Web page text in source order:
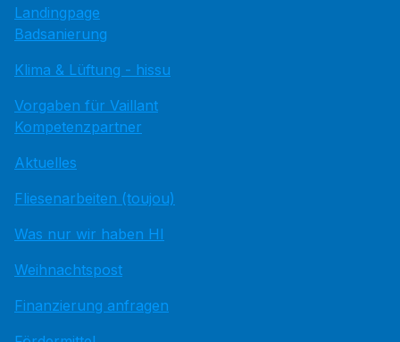
Landingpage
Badsanierung
Klima & Lüftung - hissu
Vorgaben für Vaillant
Kompetenzpartner
Aktuelles
Fliesenarbeiten (toujou)
Was nur wir haben HI
Weihnachtspost
Finanzierung anfragen